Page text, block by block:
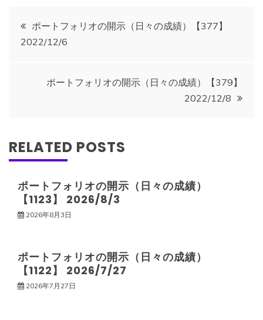
投
稿
ゲ
ー
シ
ン
ポートフォリオの開示（日々の成績）【377】
2022/12/6
ポートフォリオの開示（日々の成績）【379】
2022/12/8
RELATED POSTS
ポートフォリオの開示（日々の成績）
【1123】 2026/8/3
2026年8月3日
ポートフォリオの開示（日々の成績）
【1122】 2026/7/27
2026年7月27日